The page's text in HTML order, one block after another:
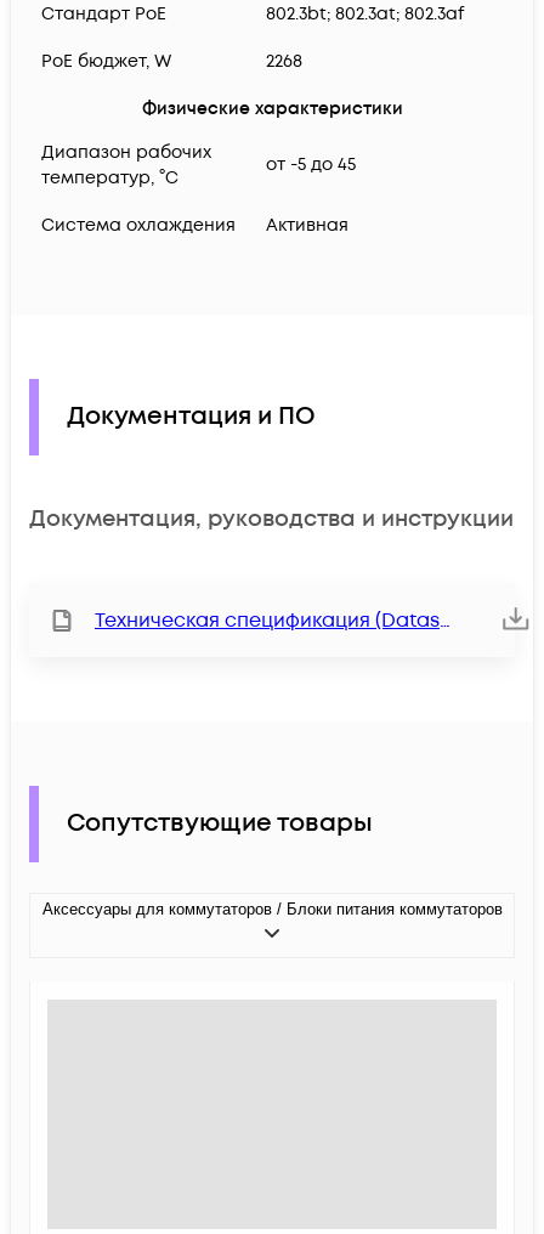
Cтандарт PoE 802.3bt; 802.3at; 802.3af
PoE бюджет, W 2268
Физические характеристики
Диапазон рабочих
температур, °C
от -5 до 45
Система охлаждения Активная
Документация и ПО
Документация, руководства и инструкции
Техническая спецификация (Datasheet)
Сопутствующие товары
Аксессуары для коммутаторов / Блоки питания коммутаторов